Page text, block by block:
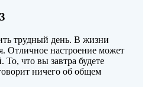
трудный день. В жизни
Отличное настроение может
То, что вы завтра будете
ничего об общем